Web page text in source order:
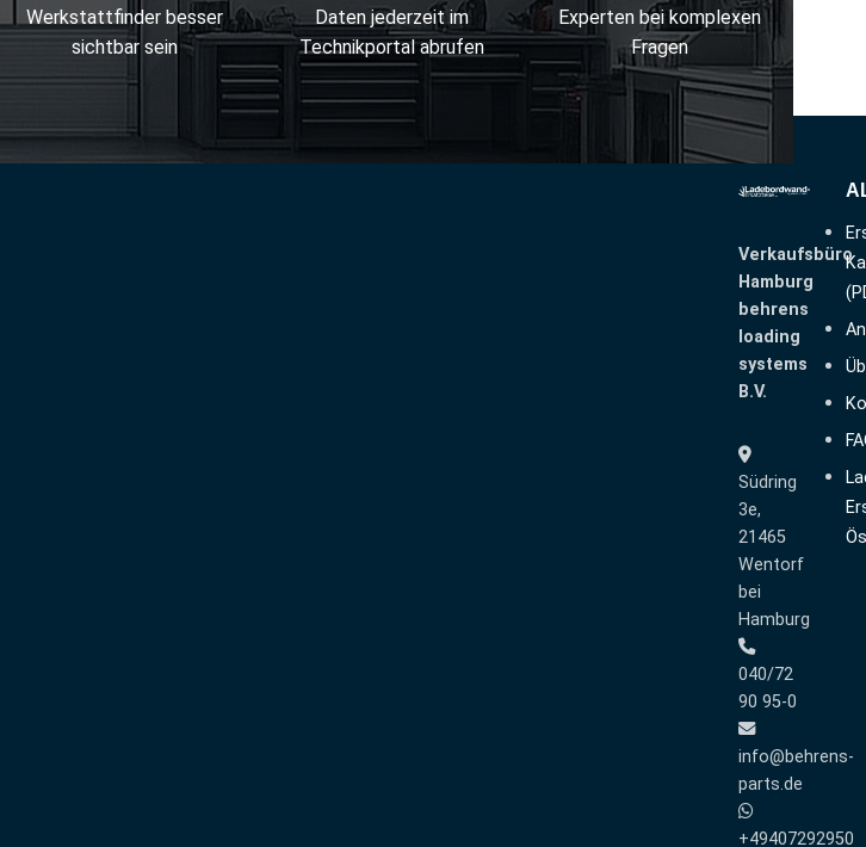
Werkstattfinder besser
sichtbar sein
Daten jederzeit im
Technikportal abrufen
Experten bei komplexen
Fragen
Verkaufsbüro
Hamburg
behrens
loading
systems
B.V.
Südring
3e,
21465
Wentorf
bei
Hamburg
040/72
90 95-0
info@behrens-
parts.de
+49407292950